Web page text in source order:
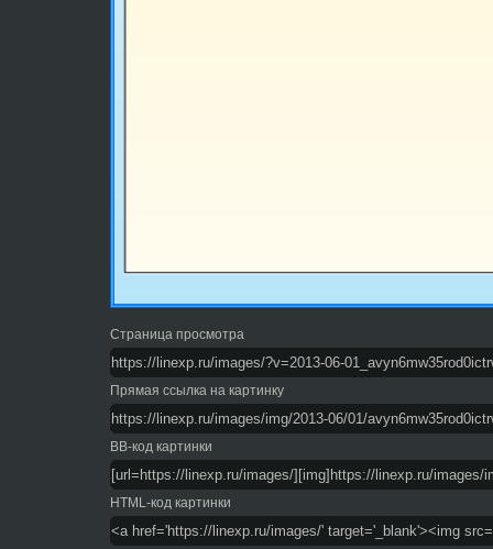
Страница просмотра
Прямая ссылка на картинку
BB-код картинки
HTML-код картинки